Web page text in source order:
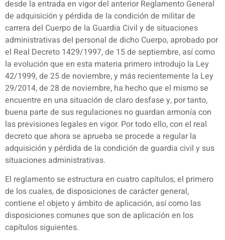
desde la entrada en vigor del anterior Reglamento General
de adquisición y pérdida de la condición de militar de
carrera del Cuerpo de la Guardia Civil y de situaciones
administrativas del personal de dicho Cuerpo, aprobado por
el Real Decreto 1429/1997, de 15 de septiembre, así como
la evolución que en esta materia primero introdujo la Ley
42/1999, de 25 de noviembre, y más recientemente la Ley
29/2014, de 28 de noviembre, ha hecho que el mismo se
encuentre en una situación de claro desfase y, por tanto,
buena parte de sus regulaciones no guardan armonía con
las previsiones legales en vigor. Por todo ello, con el real
decreto que ahora se aprueba se procede a regular la
adquisición y pérdida de la condición de guardia civil y sus
situaciones administrativas.
El reglamento se estructura en cuatro capítulos, el primero
de los cuales, de disposiciones de carácter general,
contiene el objeto y ámbito de aplicación, así como las
disposiciones comunes que son de aplicación en los
capítulos siguientes.